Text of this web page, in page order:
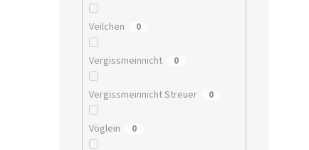
Veilchen 0
Vergissmeinnicht 0
Vergissmeinnicht Streuer 0
Vöglein 0